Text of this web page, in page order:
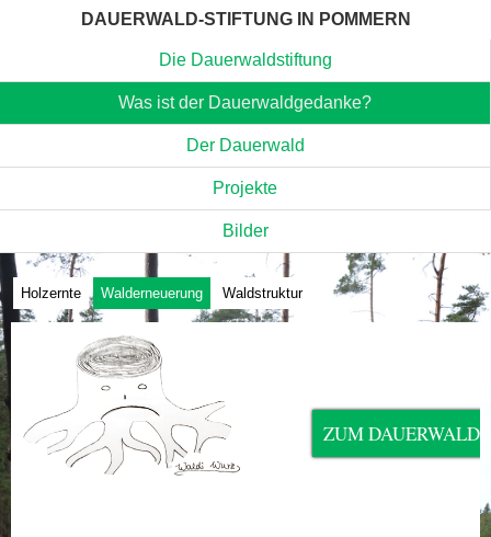
DAUERWALD-STIFTUNG IN POMMERN
Die Dauerwaldstiftung
Was ist der Dauerwaldgedanke?
Der Dauerwald
Projekte
Bilder
Holzernte Walderneuerung Waldstruktur
vs. Dauerwald
ZUM DAUERWALD